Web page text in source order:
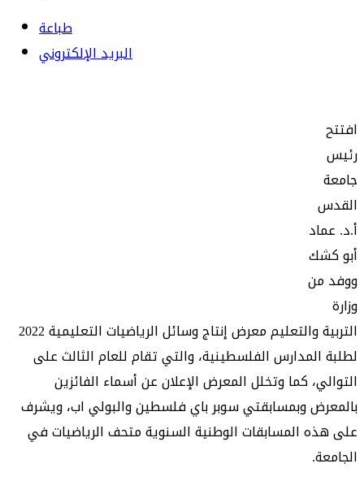
طباعة
البريد الإلكتروني
افتتح
رئيس
جامعة
القدس
أ.د. عماد
أبو كشك
ووفد من
وزارة
التربية والتعليم معرض إنتاج وسائل الرياضيات التعليمية 2022
لطلبة المدارس الفلسطينية، والتي تقام للعام الثالث على
التوالي، كما وتخلل المعرض الإعلان عن أسماء الفائزين
بالمعرض وبمسابقتي سوبر باي فلسطين والبولي اب، ويشرف
على هذه المسابقات الوطنية السنوية متحف الرياضيات في
الجامعة.